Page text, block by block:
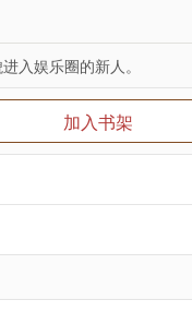
入娱乐圈的新人。
加入书架